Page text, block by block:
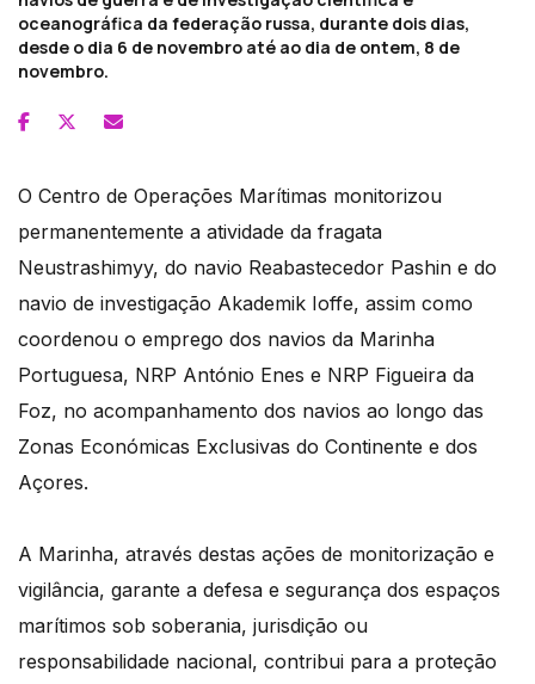
oceanográfica da federação russa, durante dois dias,
desde o dia 6 de novembro até ao dia de ontem, 8 de
novembro.
O Centro de Operações Marítimas monitorizou
permanentemente a atividade da fragata
Neustrashimyy, do navio Reabastecedor Pashin e do
navio de investigação Akademik Ioffe, assim como
coordenou o emprego dos navios da Marinha
Portuguesa, NRP António Enes e NRP Figueira da
Foz, no acompanhamento dos navios ao longo das
Zonas Económicas Exclusivas do Continente e dos
Açores.
A Marinha, através destas ações de monitorização e
vigilância, garante a defesa e segurança dos espaços
marítimos sob soberania, jurisdição ou
responsabilidade nacional, contribui para a proteção